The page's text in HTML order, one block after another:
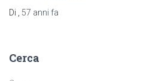
Di
57 anni fa
Cerca
R